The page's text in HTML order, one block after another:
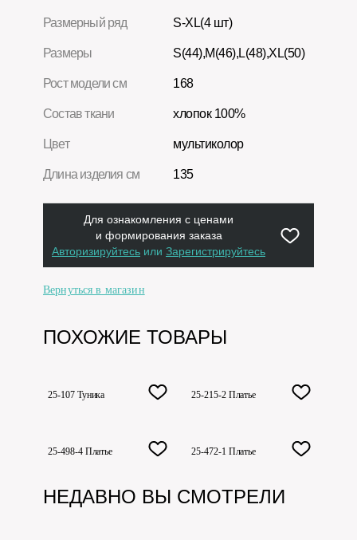
Размерный ряд S-XL(4 шт)
Размеры S(44),M(46),L(48),XL(50)
Рост модели см 168
Состав ткани хлопок 100%
Цвет мультиколор
Длина изделия см 135
Для ознакомления с ценами
и формирования заказа
Авторизируйтесь или Зарегистрируйтесь
Вернуться в магазин
ПОХОЖИЕ ТОВАРЫ
25-107 Туника 25-215-2 Платье
25-498-4 Платье 25-472-1 Платье
НЕДАВНО ВЫ СМОТРЕЛИ